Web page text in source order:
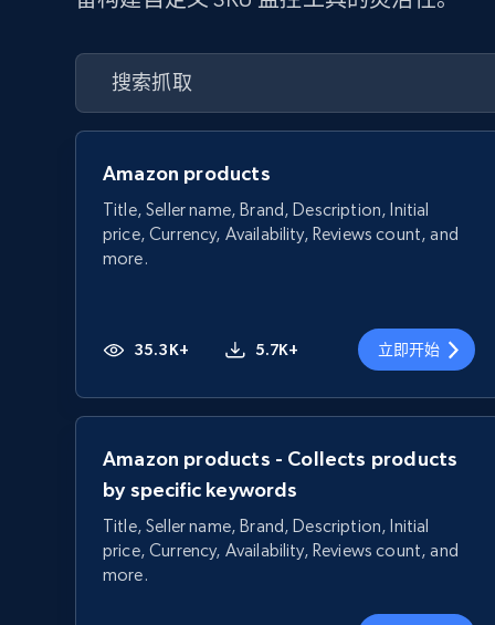
Amazon products
Title, Seller name, Brand, Description, Initial
price, Currency, Availability, Reviews count, and
more.
35.3K+ 5.7K+ 立即开始
Amazon products - Collects products
by specific keywords
Title, Seller name, Brand, Description, Initial
price, Currency, Availability, Reviews count, and
more.